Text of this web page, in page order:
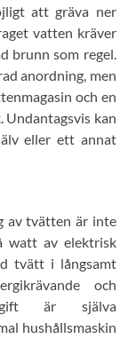
att gräva ner
vatten kräver
brunn som regel.
anordning, men
och en
kan
eller ett annat
av tvätten är inte
watt av elektrisk
tvätt i långsamt
och
är själva
hushållsmaskin